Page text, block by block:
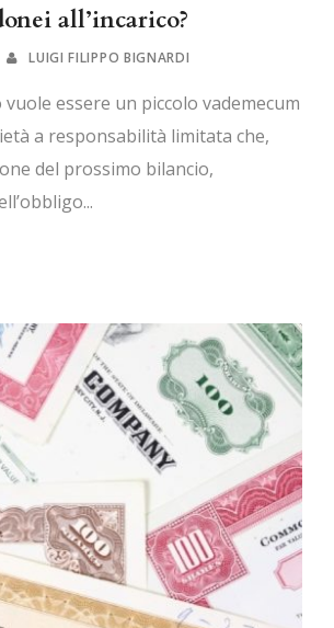
all’incarico?
LUIGI FILIPPO BIGNARDI
essere un piccolo vademecum
a responsabilità limitata che,
del prossimo bilancio,